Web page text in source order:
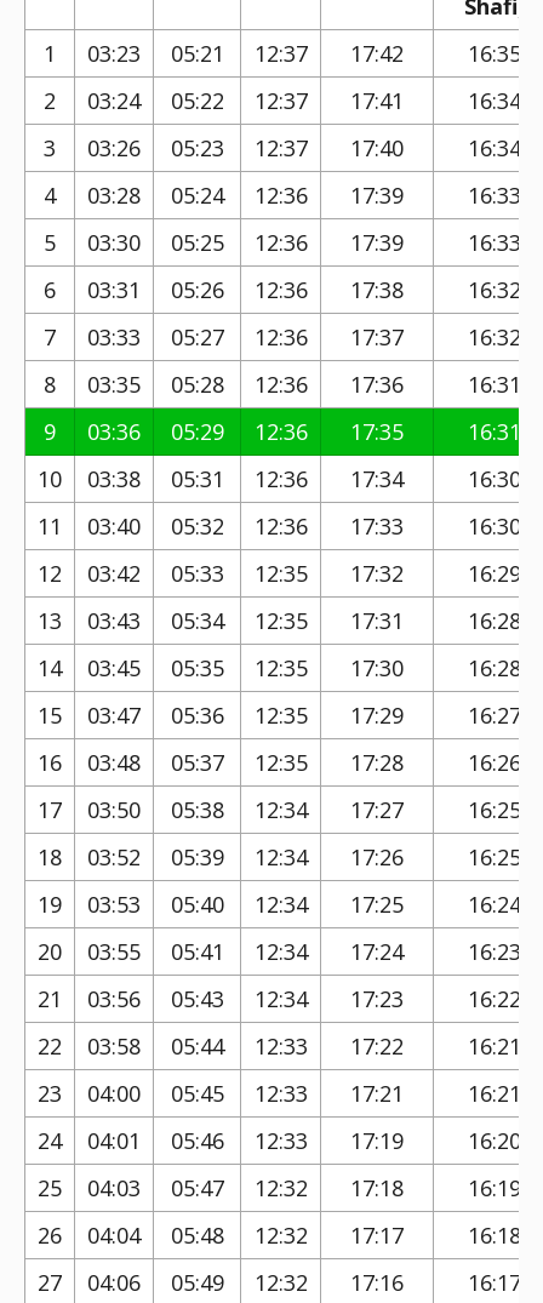
Shafi)
1
03:23 05:21 12:37 17:42
16:35
2
03:24 05:22 12:37 17:41
16:34
3
03:26 05:23 12:37 17:40
16:34
4
03:28 05:24 12:36 17:39
16:33
5
03:30 05:25 12:36 17:39
16:33
6
03:31 05:26 12:36 17:38
16:32
7
03:33 05:27 12:36 17:37
16:32
8
03:35 05:28 12:36 17:36
16:31
9
03:36 05:29 12:36 17:35
16:31
10
03:38 05:31 12:36 17:34
16:30
11
03:40 05:32 12:36 17:33
16:30
12
03:42 05:33 12:35 17:32
16:29
13
03:43 05:34 12:35 17:31
16:28
14
03:45 05:35 12:35 17:30
16:28
15
03:47 05:36 12:35 17:29
16:27
16
03:48 05:37 12:35 17:28
16:26
17
03:50 05:38 12:34 17:27
16:25
18
03:52 05:39 12:34 17:26
16:25
19
03:53 05:40 12:34 17:25
16:24
20
03:55 05:41 12:34 17:24
16:23
21
03:56 05:43 12:34 17:23
16:22
22
03:58 05:44 12:33 17:22
16:21
23
04:00 05:45 12:33 17:21
16:21
24
04:01 05:46 12:33 17:19
16:20
25
04:03 05:47 12:32 17:18
16:19
26
04:04 05:48 12:32 17:17
16:18
27
04:06 05:49 12:32 17:16
16:17